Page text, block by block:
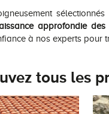
approfondie des
à nos experts pour
tous les